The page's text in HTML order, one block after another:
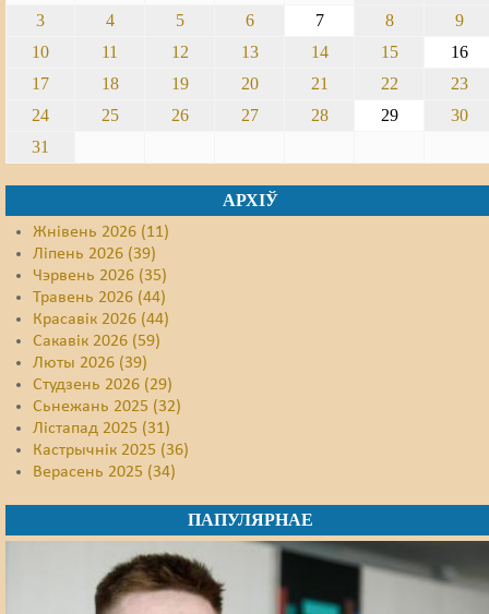
3
4 5 6 7 8
9
10
11 12 13 14 15
16
17
18 19 20 21 22
23
24
25 26 27 28 29
30
31
АРХІЎ
Жнівень 2026 (11)
Ліпень 2026 (39)
Чэрвень 2026 (35)
Травень 2026 (44)
Красавік 2026 (44)
Сакавік 2026 (59)
Люты 2026 (39)
Студзень 2026 (29)
Сьнежань 2025 (32)
Лістапад 2025 (31)
Кастрычнік 2025 (36)
Верасень 2025 (34)
ПАПУЛЯРНАЕ
Экалёгія